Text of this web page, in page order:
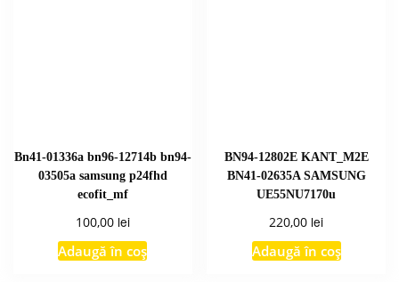
Bn41-01336a bn96-12714b bn94-
03505a samsung p24fhd
ecofit_mf
100,00 lei
Adaugă în coș
BN94-12802E KANT_M2E
BN41-02635A SAMSUNG
UE55NU7170u
220,00 lei
Adaugă în coș